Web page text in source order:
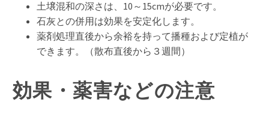
土壌混和の深さは、10～15cmが必要です。
石灰との併用は効果を安定化します。
薬剤処理直後から余裕を持って播種および定植が
できます。（散布直後から３週間）
効果・薬害などの注意